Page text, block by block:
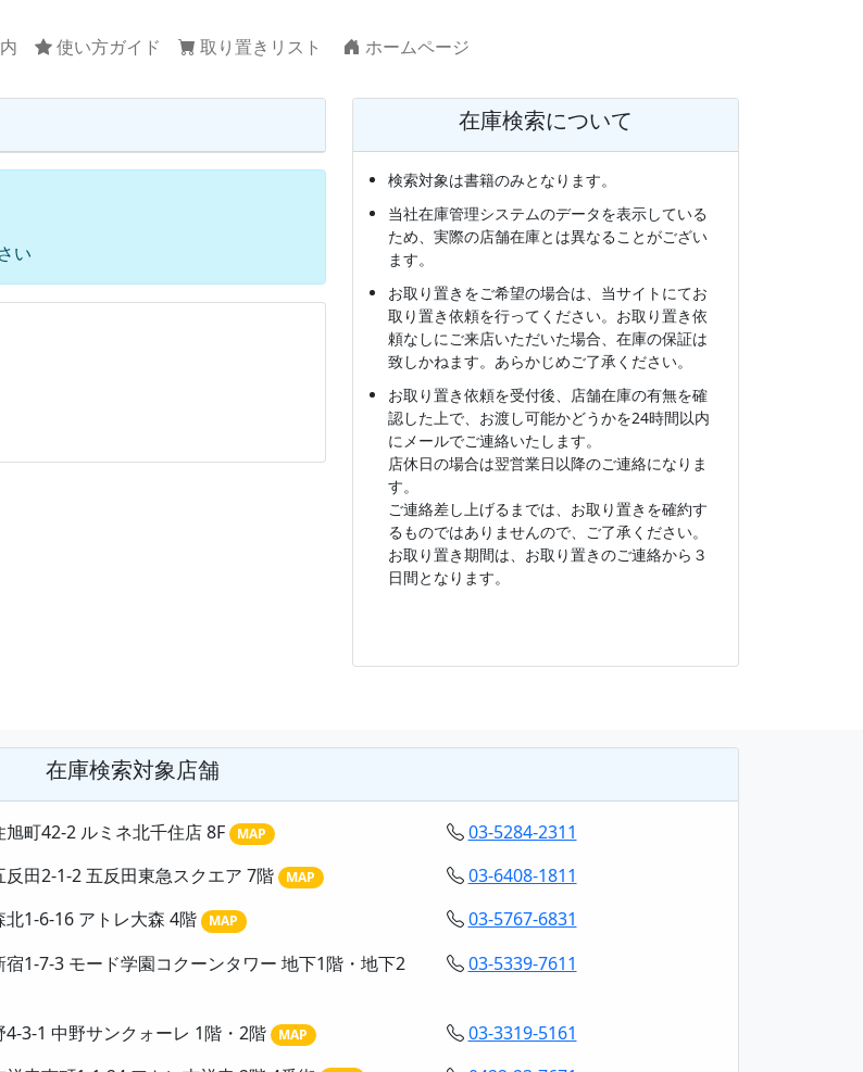
使い方ガイド 取り置きリスト ホームページ
い
在庫検索について
検索対象は書籍のみとなります。
当社在庫管理システムのデータを表示している
ため、実際の店舗在庫とは異なることがござい
ます。
お取り置きをご希望の場合は、当サイトにてお
取り置き依頼を行ってください。お取り置き依
頼なしにご来店いただいた場合、在庫の保証は
致しかねます。あらかじめご了承ください。
お取り置き依頼を受付後、店舗在庫の有無を確
認した上で、お渡し可能かどうかを24時間以内
にメールでご連絡いたします。
店休日の場合は翌営業日以降のご連絡になりま
す。
ご連絡差し上げるまでは、お取り置きを確約す
るものではありませんので、ご了承ください。
お取り置き期間は、お取り置きのご連絡から３
日間となります。
在庫検索対象店舗
町42-2 ルミネ北千住店 8F MAP
03-5284-2311
田2-1-2 五反田東急スクエア 7階 MAP
03-6408-1811
1-6-16 アトレ大森 4階 MAP
03-5767-6831
1-7-3 モード学園コクーンタワー 地下1階・地下2
03-5339-7611
3-1 中野サンクォーレ 1階・2階 MAP
03-3319-5161